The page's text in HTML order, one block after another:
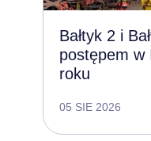
Bałtyk 2 i
postępem w
roku
05 SIE 2026